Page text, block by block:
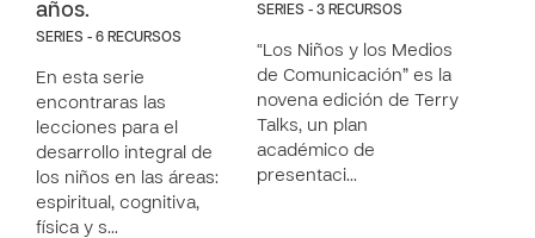
años.
SERIES - 6 RECURSOS
En esta serie
encontraras las
lecciones para el
desarrollo integral de
los niños en las áreas:
espiritual, cognitiva,
física y s…
SERIES - 3 RECURSOS
“Los Niños y los Medios
de Comunicación” es la
novena edición de Terry
Talks, un plan
académico de
presentaci…